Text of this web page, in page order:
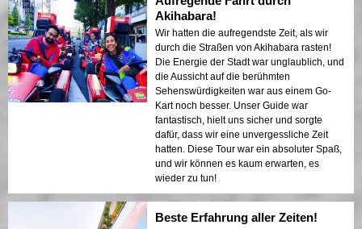
Akihabara!
Wir hatten die aufregendste Zeit, als wir
durch die Straßen von Akihabara rasten!
Die Energie der Stadt war unglaublich, und
die Aussicht auf die berühmten
Sehenswürdigkeiten war aus einem Go-
Kart noch besser. Unser Guide war
fantastisch, hielt uns sicher und sorgte
dafür, dass wir eine unvergessliche Zeit
hatten. Diese Tour war ein absoluter Spaß,
und wir können es kaum erwarten, es
wieder zu tun!
Beste Erfahrung aller Zeiten!